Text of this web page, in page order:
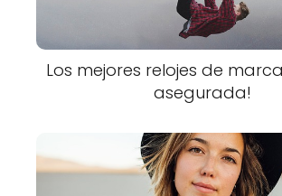
Los mejores relojes de
asegurada!